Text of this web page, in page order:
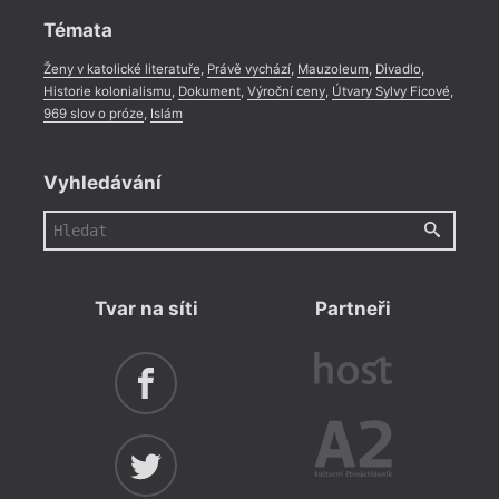
Témata
Ženy v katolické literatuře, Právě vychází, Mauzoleum, Divadlo,
Historie kolonialismu, Dokument, Výroční ceny, Útvary Sylvy Ficové,
969 slov o próze, Islám
Vyhledávání
Tvar na síti Partneři